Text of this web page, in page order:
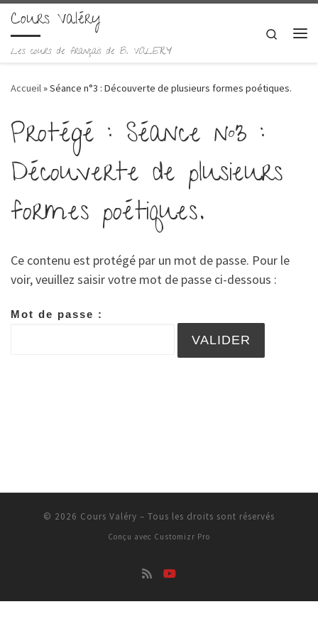
Skip to content
Cours Valéry
Les cours de français de B. VALERY
Search
Accueil»Séance n°3 : Découverte de plusieurs formes poétiques.
Protégé : Séance n°3 :
Découverte de plusieurs
formes poétiques.
Ce contenu est protégé par un mot de passe. Pour le
voir, veuillez saisir votre mot de passe ci-dessous :
Mot de passe :
© 2026 Cours Valéry – Tous les droits sont réservés
Conçu avec Customizr Pro